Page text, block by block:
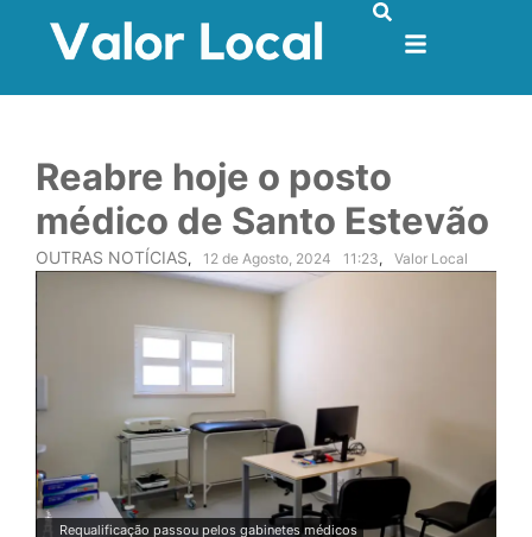
Reabre hoje o posto
médico de Santo Estevão
OUTRAS NOTÍCIAS, 12 de Agosto, 2024 11:23, Valor Local
Requalificação passou pelos gabinetes médicos